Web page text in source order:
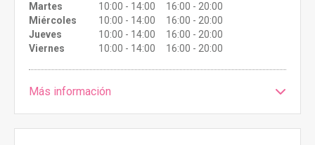
Martes
10:00 - 14:00 16:00 - 20:00
Miércoles
10:00 - 14:00 16:00 - 20:00
Jueves
10:00 - 14:00 16:00 - 20:00
Viernes
10:00 - 14:00 16:00 - 20:00
Más información